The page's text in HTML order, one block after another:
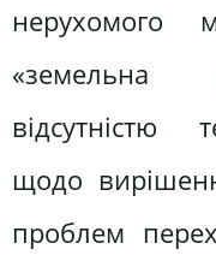
нерухомого
«земельна
відсутністю
щодо
проблем